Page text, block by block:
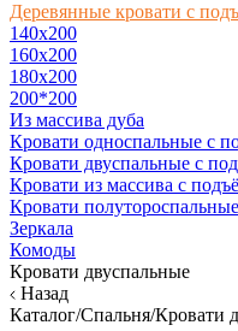
Деревянные кровати с
140x200
160х200
180х200
200*200
Из массива дуба
Кровати односпальные с
Кровати двуспальные с
Кровати из массива с
Кровати
Зеркала
Комоды
Кровати двуспальные
Назад
Каталог/Спальня/Кровати